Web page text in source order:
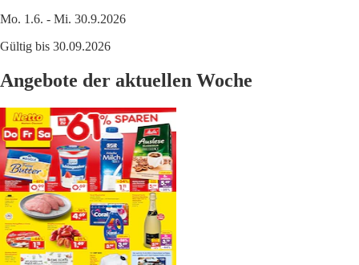
Mo. 1.6. - Mi. 30.9.2026
Gültig bis 30.09.2026
Angebote der aktuellen Woche